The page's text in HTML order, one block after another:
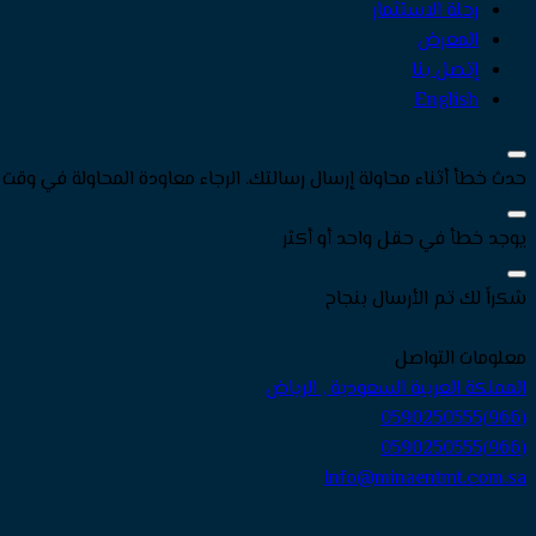
رحلة الاستثمار
المعرض
إتصل بنا
English
حدث خطأ أثناء محاولة إرسال رسالتك. الرجاء معاودة المحاولة في
يوجد خطأ في حقل واحد أو أكثر
شكراً لك تم الأرسال بنجاح
معلومات التواصل
المملكة العربية السعودية , الرياض
(966)0590250555
(966)0590250555
Info@minaentmt.com.sa